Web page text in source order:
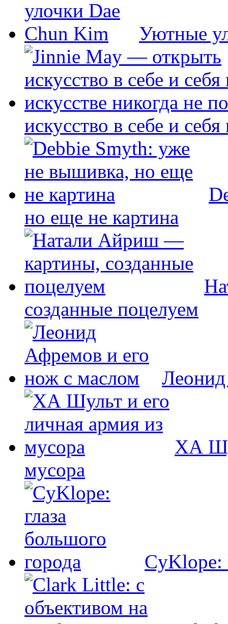
Уютные
искусство в себе и
но еще не картина
созданные поцелуем
ХА
мусора
CyKlope: